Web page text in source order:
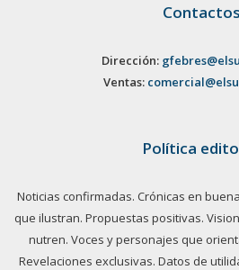
Contactos
Dirección:
Ventas:
Política
Noticias confirmadas. Crónicas en
que ilustran. Propuestas positivas.
nutren. Voces y personajes que
Revelaciones exclusivas. Datos de